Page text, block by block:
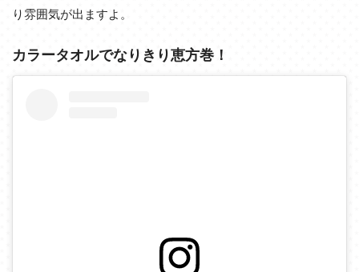
り雰囲気が出ますよ。
カラータオルでなりきり恵方巻！